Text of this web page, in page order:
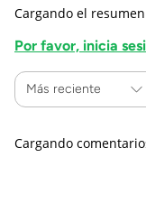
Cargando el
Por favor, inicia
Más reciente
Cargando